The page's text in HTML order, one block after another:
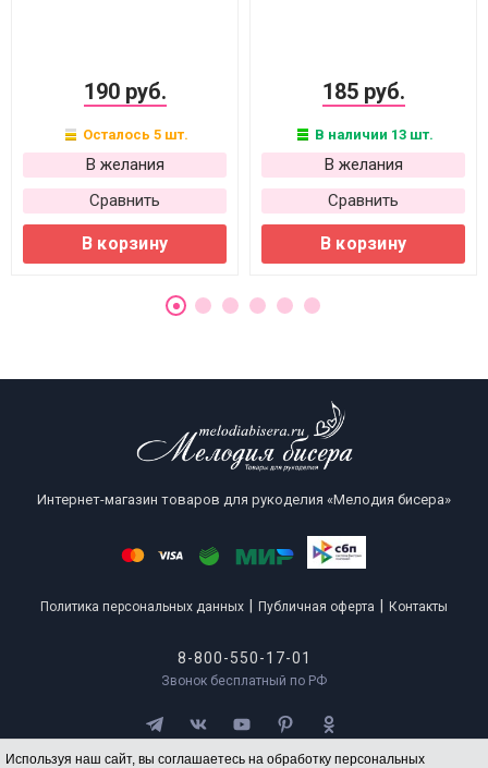
Используя наш сайт, вы соглашаетесь на обработку персональных
190 руб.
Осталось 5 шт.
В желания
Сравнить
В корзину
185 руб.
В наличии 13 шт.
В желания
Сравнить
В корзину
Интернет-магазин товаров для рукоделия «Мелодия бисера»
Политика персональных данных Публичная оферта Контакты
8-800-550-17-01
Звонок бесплатный по РФ